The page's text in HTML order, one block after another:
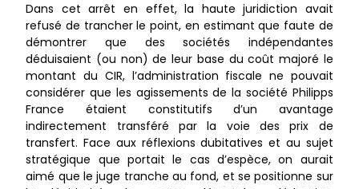
Dans cet arrêt en effet, la haute juridiction avait
refusé de trancher le point, en estimant que faute de
démontrer que des sociétés indépendantes
déduisaient (ou non) de leur base du coût majoré le
montant du CIR, l’administration fiscale ne pouvait
considérer que les agissements de la société Philipps
France étaient constitutifs d’un avantage
indirectement transféré par la voie des prix de
transfert. Face aux réflexions dubitatives et au sujet
stratégique que portait le cas d’espèce, on aurait
aimé que le juge tranche au fond, et se positionne sur